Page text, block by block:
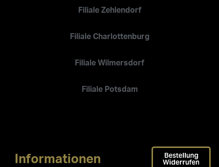
Filiale Zehlendorf
Filiale Charlottenburg
Filiale Wilmersdorf
Filiale Potsdam
Informationen Bestellung
Widerrufen